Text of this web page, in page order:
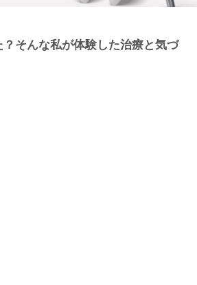
そんな私が体験した治療と気づ